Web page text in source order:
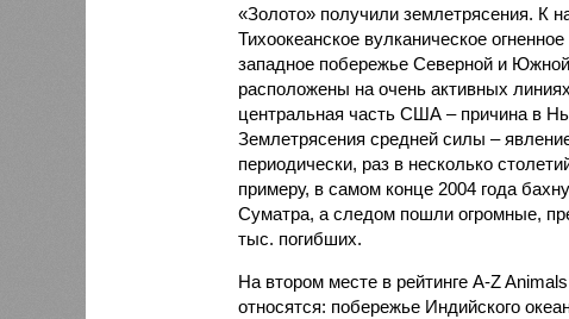
«Золото» получили землетрясения. К
Тихоокеанское вулканическое
западное побережье Северной и
расположены на очень активных
центральная часть США – причина в
Землетрясения средней силы –
периодически, раз в несколько
примеру, в самом конце 2004 года
Суматра, а следом пошли огромные,
тыс. погибших.
На втором месте в рейтинге A-Z
относятся: побережье Индийского